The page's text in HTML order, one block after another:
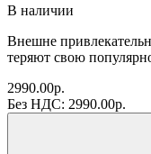
В наличии
Внешне
теряют свою
2990.00р.
Без НДС: 2990.00р.